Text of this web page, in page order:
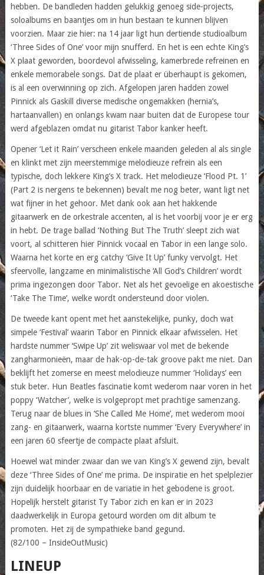
hebben. De bandleden hadden gelukkig genoeg side-projects,
soloalbums en baantjes om in hun bestaan te kunnen blijven
voorzien. Maar zie hier: na 14 jaar ligt hun dertiende studioalbum
‘Three Sides of One’ voor mijn snufferd. En het is een echte King’s
X plaat geworden, boordevol afwisseling, kamerbrede refreinen en
enkele memorabele songs. Dat de plaat er überhaupt is gekomen,
is al een overwinning op zich. Afgelopen jaren hadden zowel
Pinnick als Gaskill diverse medische ongemakken (hernia’s,
hartaanvallen) en onlangs kwam naar buiten dat de Europese tour
werd afgeblazen omdat nu gitarist Tabor kanker heeft.
Opener ‘Let it Rain’ verscheen enkele maanden geleden al als single
en klinkt met zijn meerstemmige melodieuze refrein als een
typische, doch lekkere King’s X track. Het melodieuze ‘Flood Pt. 1’
(Part 2 is nergens te bekennen) bevalt me nog beter, want ligt net
wat fijner in het gehoor. Met dank ook aan het hakkende
gitaarwerk en de orkestrale accenten, al is het voorbij voor je er erg
in hebt. De trage ballad ‘Nothing But The Truth’ sleept zich wat
voort, al schitteren hier Pinnick vocaal en Tabor in een lange solo.
Waarna het korte en erg catchy ‘Give It Up’ funky vervolgt. Het
sfeervolle, langzame en minimalistische ‘All God’s Children’ wordt
prima ingezongen door Tabor. Net als het gevoelige en akoestische
‘Take The Time’, welke wordt ondersteund door violen.
De tweede kant opent met het aanstekelijke, punky, doch wat
simpele ‘Festival’ waarin Tabor en Pinnick elkaar afwisselen. Het
hardste nummer ‘Swipe Up’ zit weliswaar vol met de bekende
zangharmonieën, maar de hak-op-de-tak groove pakt me niet. Dan
beklijft het zomerse en meest melodieuze nummer ‘Holidays’ een
stuk beter. Hun Beatles fascinatie komt wederom naar voren in het
poppy ‘Watcher’, welke is volgepropt met prachtige samenzang.
Terug naar de blues in ‘She Called Me Home’, met wederom mooi
zang- en gitaarwerk, waarna kortste nummer ‘Every Everywhere’ in
een jaren 60 sfeertje de compacte plaat afsluit.
Hoewel wat minder zwaar dan we van King’s X gewend zijn, bevalt
deze ‘Three Sides of One’ me prima. De inspiratie en het spelplezier
zijn duidelijk hoorbaar en de variatie in het gebodene is groot.
Hopelijk herstelt gitarist Ty Tabor zich en kan er in 2023
daadwerkelijk in Europa getourd worden om dit album te
promoten. Het zij de sympathieke band gegund.
(82/100 – InsideOutMusic)
LINEUP